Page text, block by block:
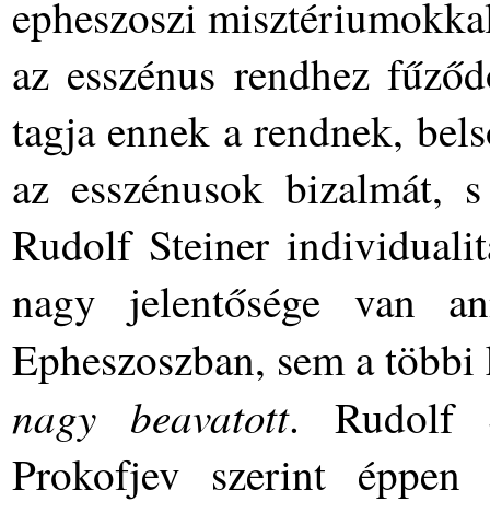
epheszoszi
az esszénus rendhez
tagja ennek a rendnek,
az esszénusok bizalmát,
Rudolf Steiner
nagy jelentősége van
Epheszoszban, sem a
nagy beavatott. Rudolf
Prokofjev szerint